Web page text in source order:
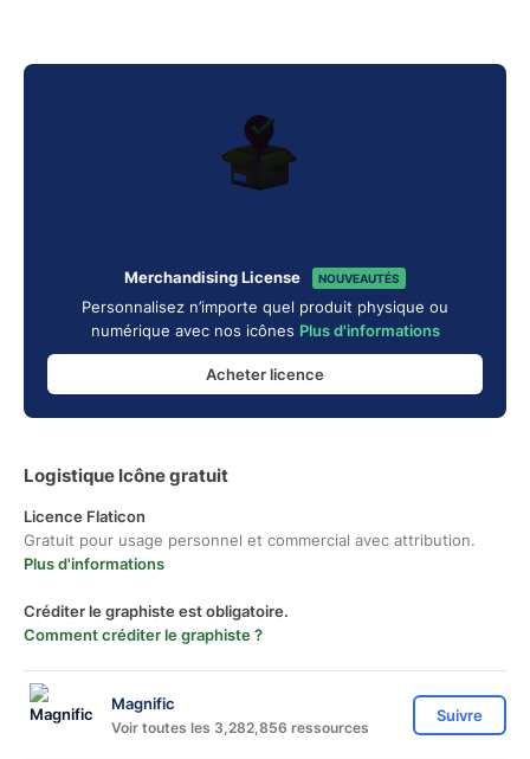
Merchandising License NOUVEAUTÉS
Personnalisez n’importe quel produit physique ou
numérique avec nos icônes Plus d'informations
Acheter licence
Logistique Icône gratuit
Licence Flaticon
Gratuit pour usage personnel et commercial avec attribution.
Plus d'informations
Créditer le graphiste est obligatoire.
Comment créditer le graphiste ?
Magnific
Voir toutes les 3,282,856 ressources
Suivre